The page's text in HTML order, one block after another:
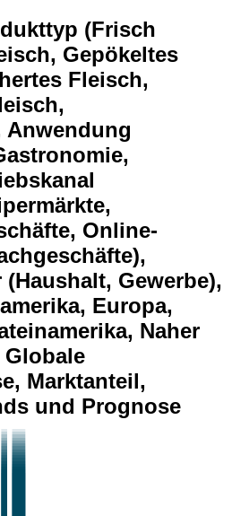
(Frisch
Gepökeltes
Fleisch,
Anwendung
Online-
Gewerbe),
Europa,
Naher
Globale
Marktanteil,
und Prognose